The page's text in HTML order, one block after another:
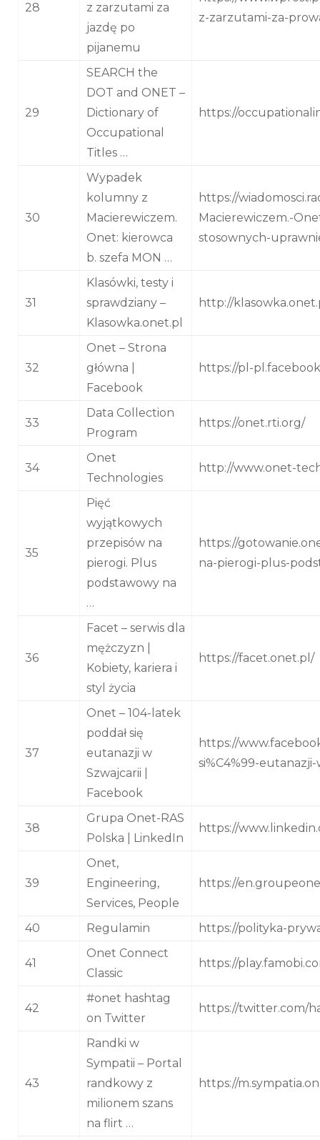
28
z zarzutami za
jazdę po
pijanemu
z-zarzutami-za-
29
SEARCH the
DOT and ONET –
Dictionary of
Occupational
Titles …
https://
30
Wypadek
kolumny z
Macierewiczem.
Onet: kierowca
b. szefa MON …
https://
Macierewiczem.-
stosownych-
31
Klasówki, testy i
sprawdziany –
Klasowka.onet.pl
http://
32
Onet – Strona
główna |
Facebook
https://pl-
33
Data Collection
Program
https://onet.rti.org/
34
Onet
Technologies
http://www.onet-
35
Pięć
wyjątkowych
przepisów na
pierogi. Plus
podstawowy na
…
https://
na-pierogi-plus-
36
Facet – serwis dla
mężczyzn |
Kobiety, kariera i
styl życia
https://facet.onet.pl/
37
Onet – 104-latek
poddał się
eutanazji w
Szwajcarii |
Facebook
https://
si%C4%99-
38
Grupa Onet-RAS
Polska | LinkedIn
https://
39
Onet,
Engineering,
Services, People
https://
40 Regulamin https://polityka-
41
Onet Connect
Classic
https://
42
#onet hashtag
on Twitter
https://twitter.com/
43
Randki w
Sympatii – Portal
randkowy z
milionem szans
na flirt …
https://